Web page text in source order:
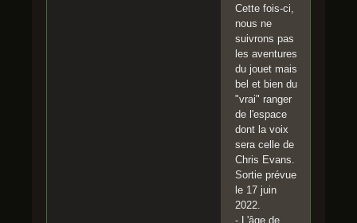
Cette fois-ci,
nous ne
suivrons pas
les aventures
du jouet mais
bel et bien du
"vrai" ranger
de l'espace
dont la voix
sera celle de
Chris Evans.
Sortie prévue
le 17 juin
2022.
- L'âge de